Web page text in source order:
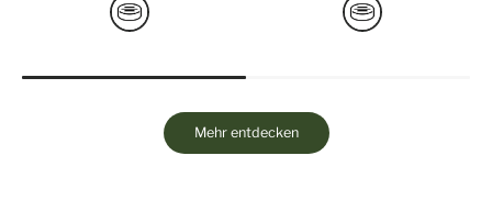
Mehr entdecken